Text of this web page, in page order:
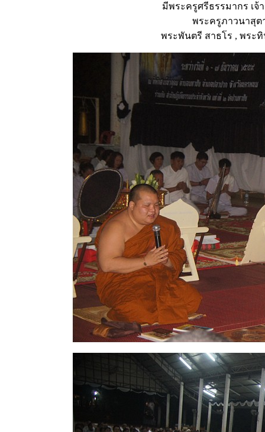
มีพระครูศรีธรรมากร เ
พระครูภาวนาสุต
พระพันตรี สาธโร , พร